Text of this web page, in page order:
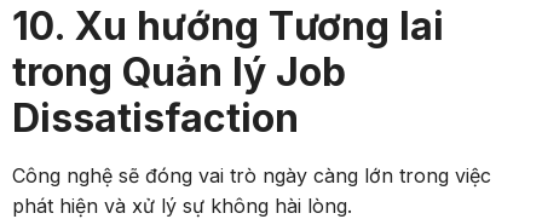
10. Xu hướng Tương lai
trong Quản lý Job
Dissatisfaction
Công nghệ sẽ đóng vai trò ngày càng lớn trong việc
phát hiện và xử lý sự không hài lòng.